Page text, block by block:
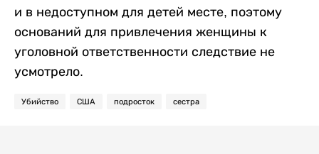
и в недоступном для детей месте, поэтому
оснований для привлечения женщины к
уголовной ответственности следствие не
усмотрело.
Убийство США подросток сестра